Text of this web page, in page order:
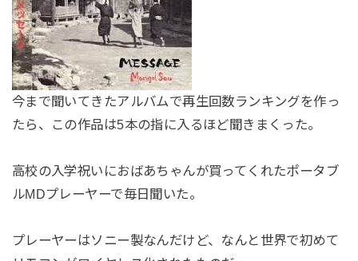
今まで聞いてきたアルバムで再生回数ランキングを作っ
たら、この作品は5本の指に入るほど聞きまくった。
高校の入学祝いにおばあちゃんが買ってくれたポータブ
ルMDプレーヤーで毎日聞いた。
プレーヤーはソニー製なんだけど、なんと世界で初めて